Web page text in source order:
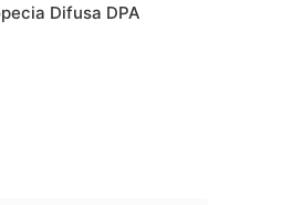
Difusa DPA